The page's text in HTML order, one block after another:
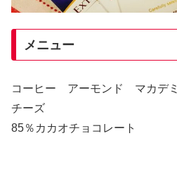
メニュー
コーヒー アーモンド マカデ
チーズ
85％カカオチョコレート